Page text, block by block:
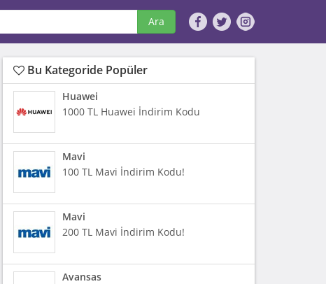
Ara
Bu Kategoride Popüler
Huawei
1000 TL Huawei İndirim Kodu
Mavi
100 TL Mavi İndirim Kodu!
Mavi
200 TL Mavi İndirim Kodu!
Avansas